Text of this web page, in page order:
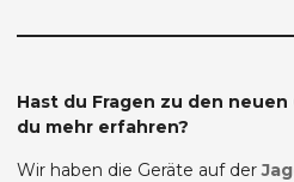
Hast du Fragen zu den
du mehr erfahren?
Wir haben die Geräte auf der